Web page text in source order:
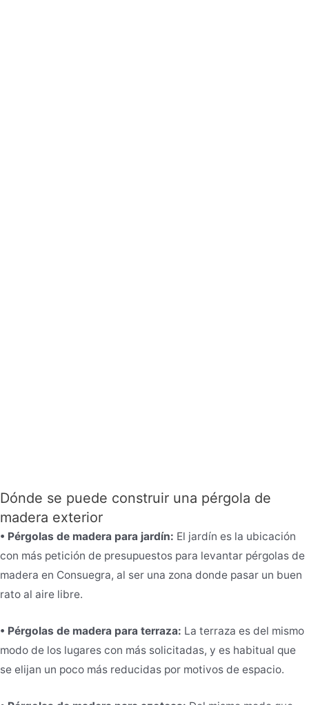
Dónde se puede construir una pérgola de
madera exterior
• Pérgolas de madera para jardín: El jardín es la ubicación
con más petición de presupuestos para levantar pérgolas de
madera en Consuegra, al ser una zona donde pasar un buen
rato al aire libre.
• Pérgolas de madera para terraza: La terraza es del mismo
modo de los lugares con más solicitadas, y es habitual que
se elijan un poco más reducidas por motivos de espacio.